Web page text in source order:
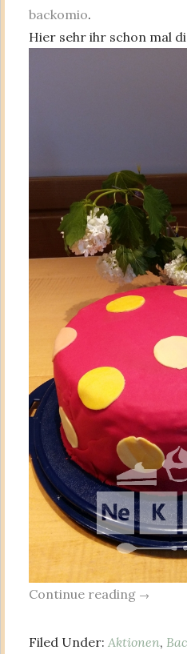
backomio.
Hier sehr ihr schon mal
Continue reading →
Filed Under: Aktionen,